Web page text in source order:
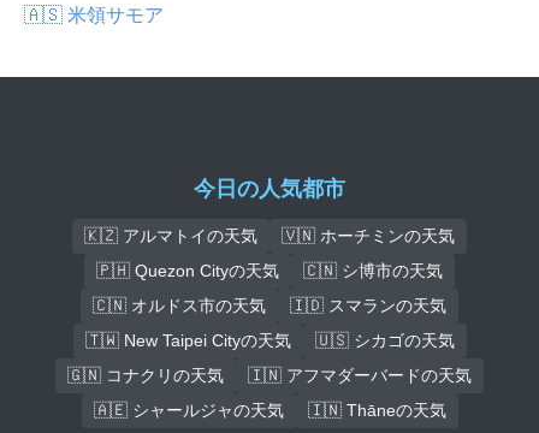
🇦🇸 米領サモア
今日の人気都市
🇰🇿 アルマトイの天気
🇻🇳 ホーチミンの天気
🇵🇭 Quezon Cityの天気
🇨🇳 シ博市の天気
🇨🇳 オルドス市の天気
🇮🇩 スマランの天気
🇹🇼 New Taipei Cityの天気
🇺🇸 シカゴの天気
🇬🇳 コナクリの天気
🇮🇳 アフマダーバードの天気
🇦🇪 シャールジャの天気
🇮🇳 Thāneの天気